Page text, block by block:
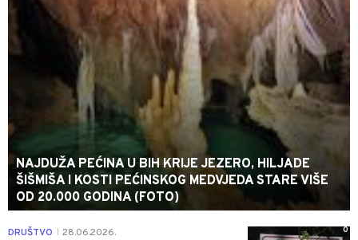
NAJDUŽA PEĆINA U BIH KRIJE JEZERO, HILJADE
ŠIŠMIŠA I KOSTI PEĆINSKOG MEDVJEDA STARE VIŠE
OD 20.000 GODINA (FOTO)
0
DRUŠTVO 28.06.2026.